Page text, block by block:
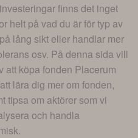
finns det inget
helt på vad du är för typ av
lång sikt eller handlar mer
osv. På denna sida vill
att köpa fonden Placerum
lära dig mer om fonden,
tipsa om aktörer som vi
och handla
.